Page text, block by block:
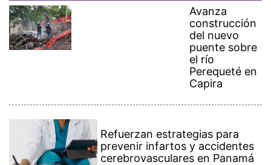
Avanza
construcción
del nuevo
puente sobre
el río
Perequeté en
Capira
Refuerzan estrategias para
prevenir infartos y accidentes
cerebrovasculares en Panamá